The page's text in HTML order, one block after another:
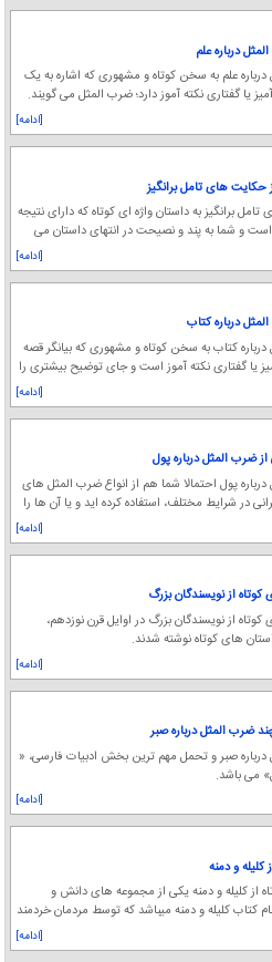
درباره علم
علم به سخن كوتاه و مشهوری كه اشاره به یک
یا گفتاری نكته آموز دارد؛ ضرب المثل می گویند.
[ادامه]
حکایت های تامل برانگیز
برانگیز به داستان واژه ای کوتاه که دارای نتیجه
و شما به پند و نصیحت در انتهای داستان می
[ادامه]
درباره کتاب
کتاب به سخن كوتاه و مشهوری كه بیانگر قصه
یا گفتاری نكته آموز است و جای توضیح بیشتری را
[ادامه]
ضرب المثل درباره پول
پول احتمالا شما هم از انواع ضرب المثل های
در شرایط مختلف، استفاده کرده اید و یا آن ها را
[ادامه]
از نویسندگان بزرگ
از نویسندگان بزرگ در اوایل قرن نوزدهم،
های کوتاه نوشته شدند.
[ادامه]
ضرب المثل درباره صبر
صبر و تحمل مهم ترین بخش ادبیات فارسی، «
می باشد.
[ادامه]
از کلیله و دمنه یکی از مجموعه های دانش و
کتاب کلیله و دمنه میباشد که توسط مردمان خردمند
[ادامه]